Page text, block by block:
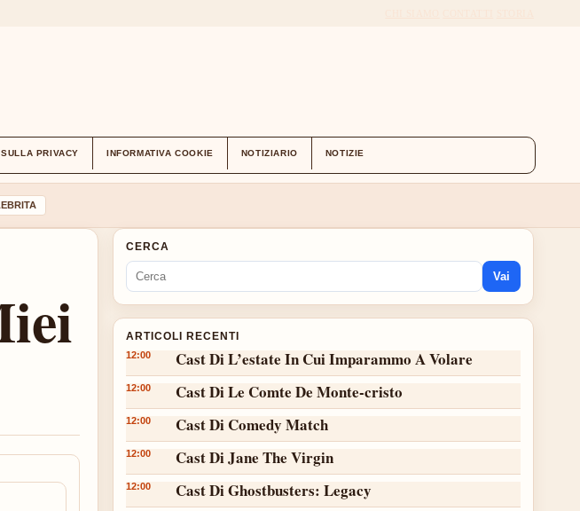
PRIVACY INFORMATIVA COOKIE NOTIZIARIO NOTIZIE
CERCA
Vai
ARTICOLI RECENTI
12:00 Cast Di L’estate In Cui Imparammo A Volare
12:00 Cast Di Le Comte De Monte-cristo
12:00 Cast Di Comedy Match
12:00 Cast Di Jane The Virgin
12:00 Cast Di Ghostbusters: Legacy